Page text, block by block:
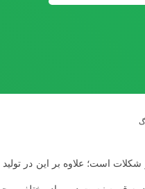
است؛ علاوه بر این در تولید